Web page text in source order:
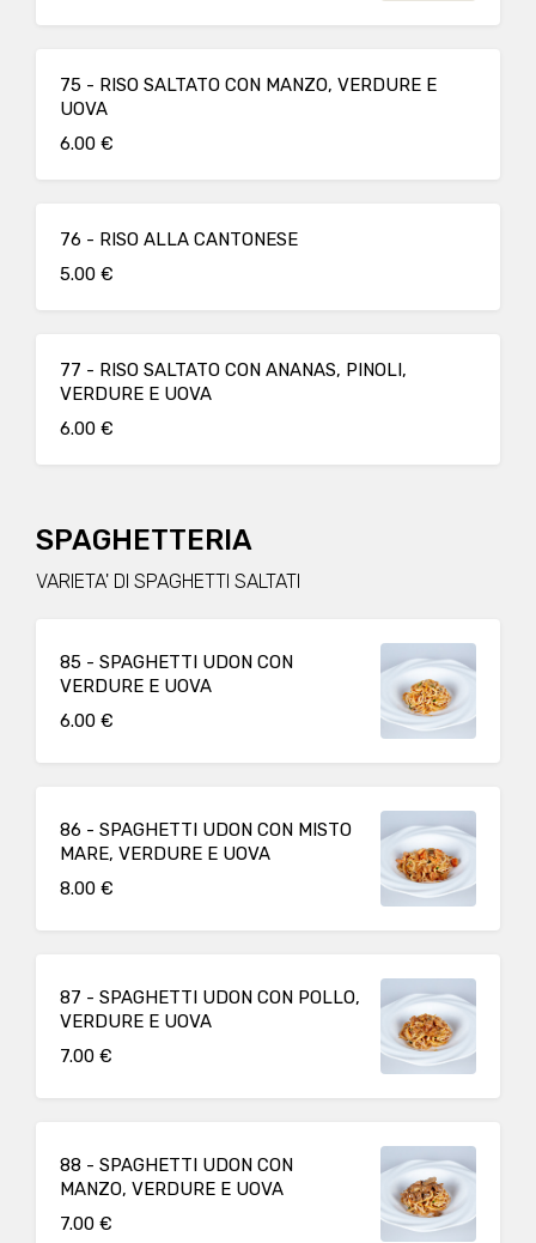
75 - RISO SALTATO CON MANZO, VERDURE E
UOVA
6.00 €
76 - RISO ALLA CANTONESE
5.00 €
77 - RISO SALTATO CON ANANAS, PINOLI,
VERDURE E UOVA
6.00 €
SPAGHETTERIA
VARIETA' DI SPAGHETTI SALTATI
85 - SPAGHETTI UDON CON
VERDURE E UOVA
6.00 €
86 - SPAGHETTI UDON CON MISTO
MARE, VERDURE E UOVA
8.00 €
87 - SPAGHETTI UDON CON POLLO,
VERDURE E UOVA
7.00 €
88 - SPAGHETTI UDON CON
MANZO, VERDURE E UOVA
7.00 €